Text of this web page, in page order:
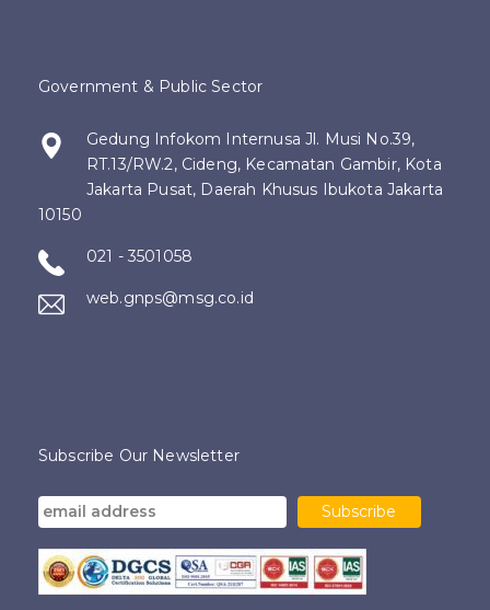
Government & Public Sector
Gedung Infokom Internusa Jl. Musi No.39,
RT.13/RW.2, Cideng, Kecamatan Gambir, Kota
Jakarta Pusat, Daerah Khusus Ibukota Jakarta
10150
021 - 3501058
web.gnps@msg.co.id
Subscribe Our Newsletter